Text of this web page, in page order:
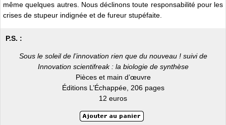
même quelques autres. Nous déclinons toute responsabilité pour les
crises de stupeur indignée et de fureur stupéfaite.
P.S. :
Sous le soleil de l’innovation rien que du nouveau ! suivi de
Innovation scientifreak : la biologie de synthèse
Pièces et main d’œuvre
Éditions L’Échappée, 206 pages
12 euros